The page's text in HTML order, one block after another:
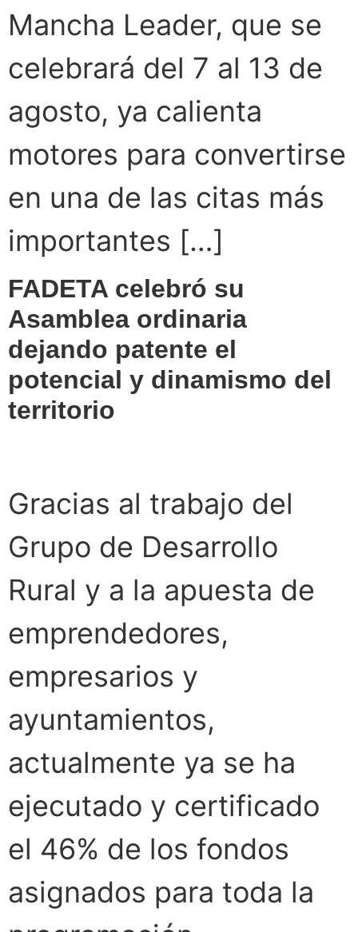
Mancha Leader, que se
celebrará del 7 al 13 de
agosto, ya calienta
motores para convertirse
en una de las citas más
importantes […]
FADETA celebró su
Asamblea ordinaria
dejando patente el
potencial y dinamismo del
territorio
Gracias al trabajo del
Grupo de Desarrollo
Rural y a la apuesta de
emprendedores,
empresarios y
ayuntamientos,
actualmente ya se ha
ejecutado y certificado
el 46% de los fondos
asignados para toda la